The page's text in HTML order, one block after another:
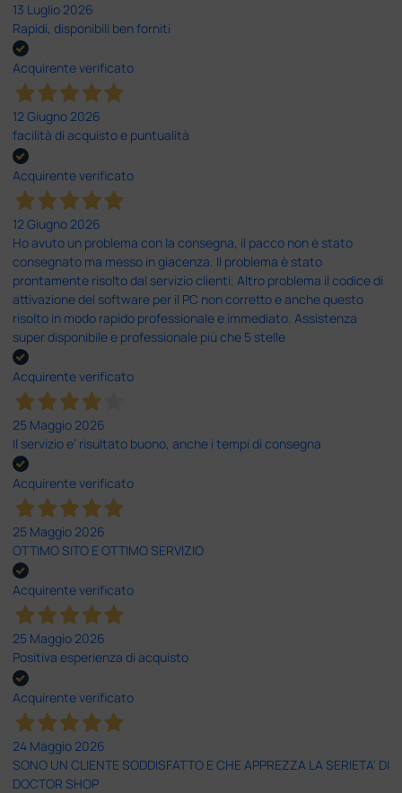
13 Luglio 2026
Rapidi, disponibili ben forniti
Acquirente verificato
12 Giugno 2026
facilità di acquisto e puntualità
Acquirente verificato
12 Giugno 2026
Ho avuto un problema con la consegna, il pacco non è stato
consegnato ma messo in giacenza. Il problema è stato
prontamente risolto dal servizio clienti. Altro problema il codice di
attivazione del software per il PC non corretto e anche questo
risolto in modo rapido professionale e immediato. Assistenza
super disponibile e professionale più che 5 stelle
Acquirente verificato
25 Maggio 2026
Il servizio e’ risultato buono, anche i tempi di consegna
Acquirente verificato
25 Maggio 2026
OTTIMO SITO E OTTIMO SERVIZIO
Acquirente verificato
25 Maggio 2026
Positiva esperienza di acquisto
Acquirente verificato
24 Maggio 2026
SONO UN CLIENTE SODDISFATTO E CHE APPREZZA LA SERIETA' DI
DOCTOR SHOP